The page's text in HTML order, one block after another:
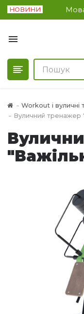
НОВИНИ
Workout і
Вуличний тренажер